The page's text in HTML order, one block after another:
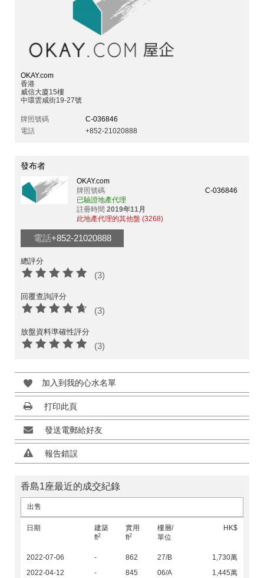
OKAY.com
香港
威信大廈15樓
中環雲咸街19-27號
牌照號碼
C-036846
電話
+852-21020888
發布者
OKAY.com
牌照號碼
C-036846
已驗證地產代理
註冊時間 2019年11月
此地產代理的其他盤 (3268)
電話+852-21020888
總評分
(3)
回覆查詢評分
(3)
放盤資料準確性評分
(3)
加入到我的心水名單
打印此頁
發送電郵給好友
報告錯誤
香島1座最近的成交紀錄
出售
日期
建築
ft2
實用
ft2
樓層/
單位
HK$
2022-07-06 - 862 27/B
1,730萬
2022-04-12
- 845 06/A 1,445萬